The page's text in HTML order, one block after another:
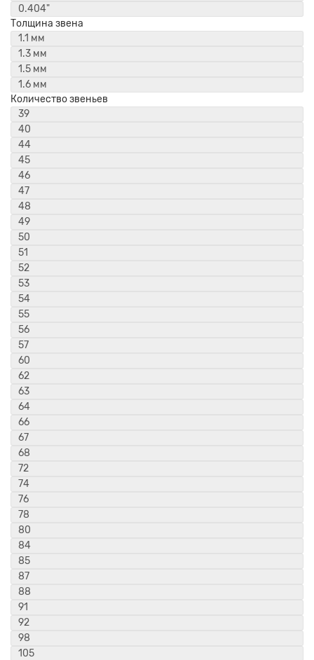
0.404"
Толщина звена
1.1 мм
1.3 мм
1.5 мм
1.6 мм
Количество звеньев
39
40
44
45
46
47
48
49
50
51
52
53
54
55
56
57
60
62
63
64
66
67
68
72
74
76
78
80
84
85
87
88
91
92
98
105